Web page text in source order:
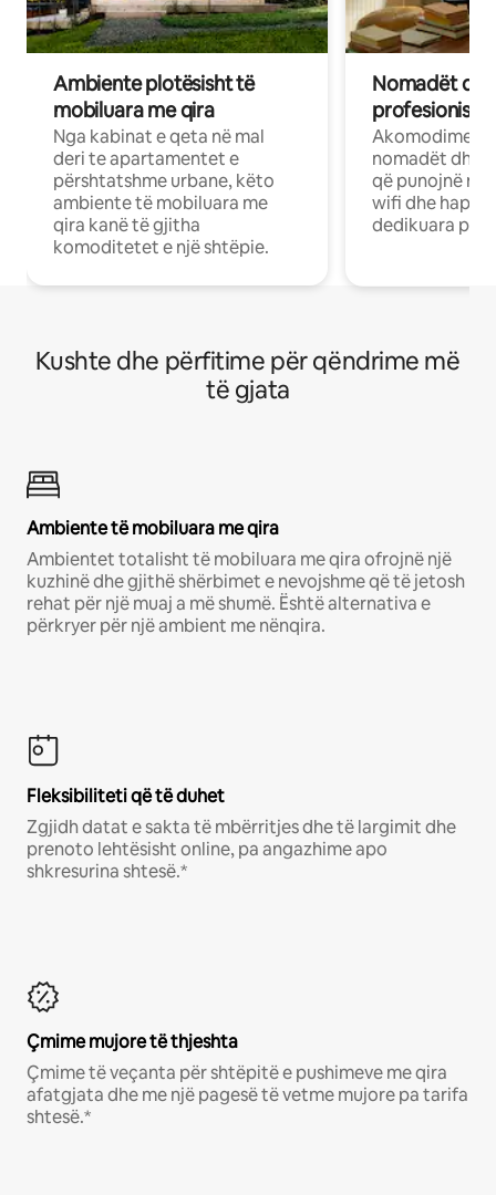
Ambiente plotësisht të
mobiluara me qira
Nga kabinat e qeta në mal
deri te apartamentet e
përshtatshme urbane, këto
ambiente të mobiluara me
qira kanë të gjitha
komoditetet e një shtëpie.
Nomadët
Akomodime
nomadët dhe
që punojnë në
wifi dhe
dedikuara
Kushte dhe përfitime për qëndrime më
të gjata
Ambiente të mobiluara me qira
Ambientet totalisht të mobiluara me qira ofrojnë një
kuzhinë dhe gjithë shërbimet e nevojshme që të jetosh
rehat për një muaj a më shumë. Është alternativa e
përkryer për një ambient me nënqira.
Fleksibiliteti që të duhet
Zgjidh datat e sakta të mbërritjes dhe të largimit dhe
prenoto lehtësisht online, pa angazhime apo
shkresurina shtesë.*
Çmime mujore të thjeshta
Çmime të veçanta për shtëpitë e pushimeve me qira
afatgjata dhe me një pagesë të vetme mujore pa tarifa
shtesë.*